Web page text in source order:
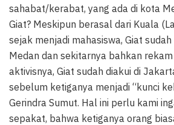
sahabat/kerabat, yang ada di kota
Giat? Meskipun berasal dari Kuala
sejak menjadi mahasiswa, Giat
Medan dan sekitarnya bahkan
aktivisnya, Giat sudah diakui di
sebelum ketiganya menjadi “kunci
Gerindra Sumut. Hal ini perlu kami
sepakat, bahwa ketiganya orang